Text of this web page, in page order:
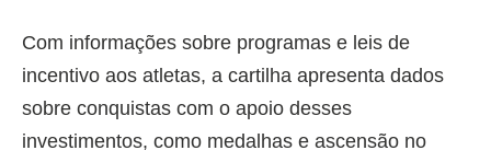
Com informações sobre programas e leis de
incentivo aos atletas, a cartilha apresenta dados
sobre conquistas com o apoio desses
investimentos, como medalhas e ascensão no